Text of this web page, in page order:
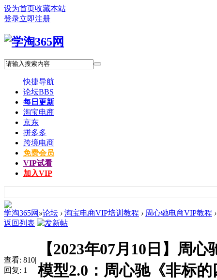
设为首页收藏本站
登录立即注册
快捷导航
论坛BBS
每日更新
淘宝电商
京东
拼多多
跨境电商
免费会员
VIP试看
加入VIP
学淘365网 »论坛 › 淘宝电商VIP培训教程 › 周心驰电商VIP教程 ›
返回列表
查看: 810|
回复: 1
【2023年07月10日】周
模型2.0：周心驰《非标